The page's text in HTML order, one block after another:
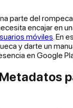
parte del
encajar en
móviles . En
y darte un
en Google